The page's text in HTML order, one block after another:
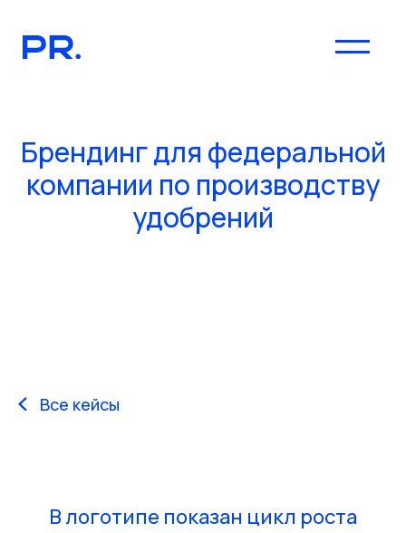
Брендинг для федеральной
компании по производству
удобрений
Все кейсы
В логотипе показан цикл роста